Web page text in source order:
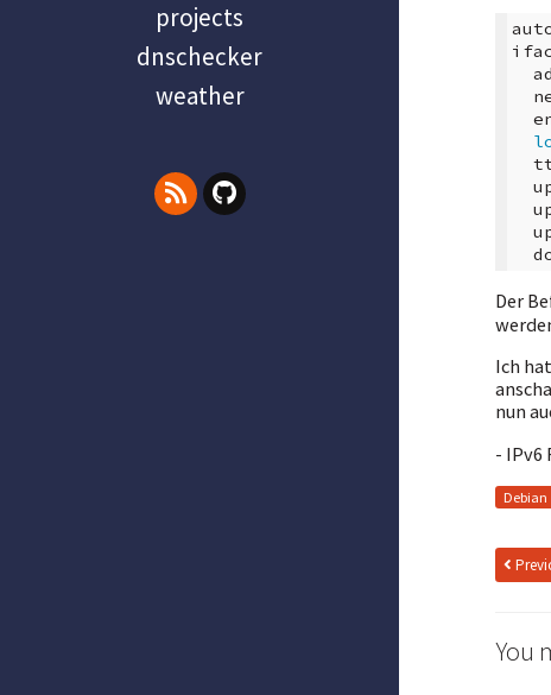
projects
dnschecker
weather
Der
Ich
nun
- IPv6
Debian
You